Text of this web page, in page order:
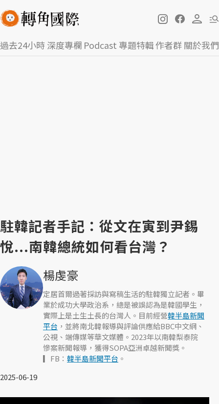
過去24小時深度專欄 Podcast 專題特輯作者群關於我們
駐韓記者手記：從文在寅到尹錫
悅...南韓總統如何看台灣？
楊虔豪
定居首爾過著採訪與寫稿生活的駐韓獨立記者。畢
業於成功大學政治系，總是被誤認為是韓國學生，
實際上是土生土長的台灣人。目前經營韓半島新聞
平台 ，並將南北韓報導與評論供應給BBC中文網、
公視、端傳媒等華文媒體。2023年以南韓梨泰院
慘案新聞報導，獲得SOPA亞洲卓越新聞獎。
▎FB： 韓半島新聞平台 。
2025-06-19